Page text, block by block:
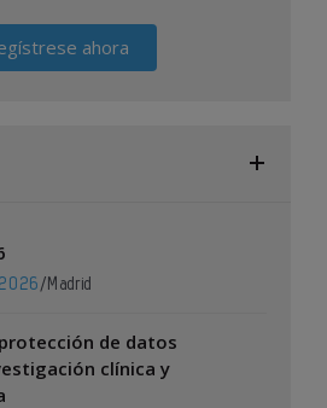
ahora
/ Madrid
de datos
clínica y